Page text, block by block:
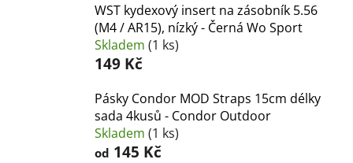
WST kydexový insert na zásobník 5.56
(M4 / AR15), nízký - Černá Wo Sport
Skladem (1 ks)
149 Kč
Pásky Condor MOD Straps 15cm délky
sada 4kusů - Condor Outdoor
Skladem (1 ks)
od 145 Kč